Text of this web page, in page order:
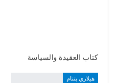
كتاب العقيدة والسياسة
هيلاري بتنام